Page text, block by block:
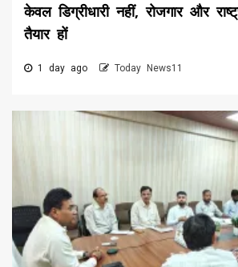
केवल डिग्रीधारी नहीं, रोजगार और
तैयार हों
1 day ago Today News11